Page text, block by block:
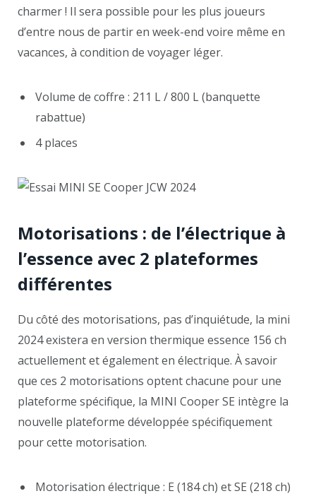
charmer ! Il sera possible pour les plus joueurs
d’entre nous de partir en week-end voire même en
vacances, à condition de voyager léger.
Volume de coffre : 211 L / 800 L (banquette
rabattue)
4 places
Motorisations : de l’électrique à
l’essence avec 2 plateformes
différentes
Du côté des motorisations, pas d’inquiétude, la mini
2024 existera en version thermique essence 156 ch
actuellement et également en électrique. À savoir
que ces 2 motorisations optent chacune pour une
plateforme spécifique, la MINI Cooper SE intègre la
nouvelle plateforme développée spécifiquement
pour cette motorisation.
Motorisation électrique : E (184 ch) et SE (218 ch)